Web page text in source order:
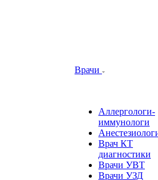
Врачи
Аллергологи-
иммунологи
Врач КТ
диагностики
Врачи УВТ
Врачи УЗД